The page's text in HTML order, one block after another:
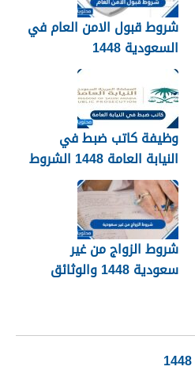
شروط قبول الامن العام في
السعودية 1448
وظيفة كاتب ضبط في
النيابة العامة 1448 الشروط
وطريقة التقديم
شروط الزواج من غير
سعودية 1448 والوثائق